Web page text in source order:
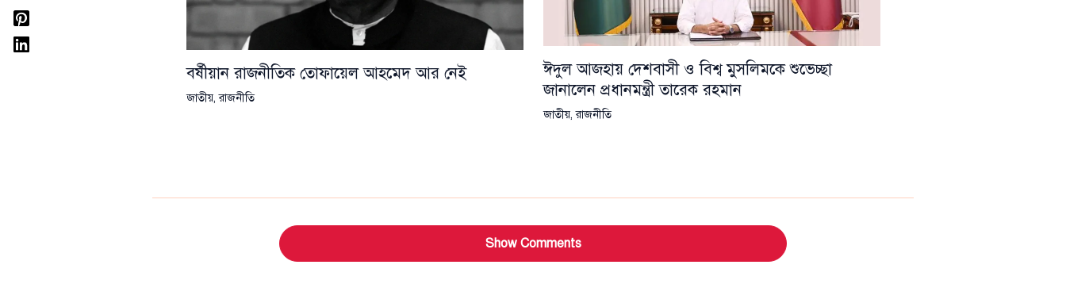
বর্ষীয়ান রাজনীতিক তোফায়েল আহমেদ আর নেই
জাতীয়,রাজনীতি
ঈদুল আজহায় দেশবাসী ও বিশ্ব মুসলিমকে শুভেচ্ছা
জানালেন প্রধানমন্ত্রী তারেক রহমান
জাতীয়,রাজনীতি
Show Comments